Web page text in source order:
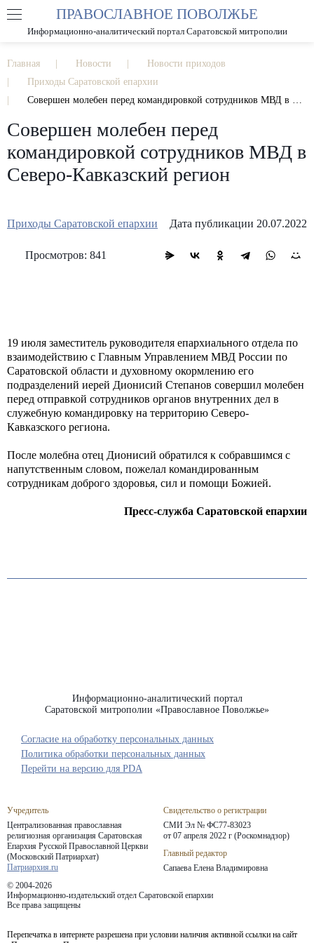
РАЗМЕР ШРИФТА А А
ПРАВОСЛАВНОЕ ПОВОЛЖЬЕ
Информационно-аналитический портал Саратовской митрополии
Главная Новости
Новости приходов
Приходы Саратовской епархии
Совершен молебен перед командировкой сотрудников МВД в Северо-Кавказский регион
Совершен молебен перед
командировкой сотрудников МВД в
Северо-Кавказский регион
Приходы Саратовской епархии Дата публикации 20.07.2022
Просмотров: 841
19 июля заместитель руководителя епархиального отдела по
взаимодействию с Главным Управлением МВД России по
Саратовской области и духовному окормлению его
подразделений иерей Дионисий Степанов совершил молебен
перед отправкой сотрудников органов внутренних дел в
служебную командировку на территорию Северо-
Кавказского региона.
После молебна отец Дионисий обратился к собравшимся с
напутственным словом, пожелал командированным
сотрудникам доброго здоровья, сил и помощи Божией.
Пресс-служба Саратовской епархии
Информационно-аналитический портал
Саратовской митрополии «Православное Поволжье»
Учредитель
Централизованная православная
религиозная организация Саратовская
Епархия Русской Православной Церкви
(Московский Патриархат)
Патриархия.ru
Свидетельство о регистрации
СМИ Эл № ФС77-83023
от 07 апреля 2022 г (Роскомнадзор)
Главный редактор
Сапаева Елена Владимировна
© 2004-2026
Информационно-издательский отдел Саратовской епархии
Все права защищены
Согласие на обработку персональных данных
Политика обработки персональных данных
Перепечатка в интернете разрешена при условии наличия активной ссылки на сайт
Перейти на версию для PDA